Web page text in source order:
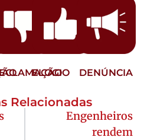
ELOGIO DENÚNCIA
Relacionadas
Engenheiros
rendem